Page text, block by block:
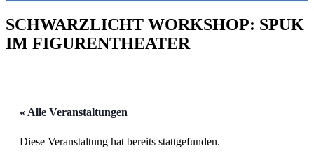
SCHWARZLICHT WORKSHOP: SPUK
IM FIGURENTHEATER
« Alle Veranstaltungen
Diese Veranstaltung hat bereits stattgefunden.